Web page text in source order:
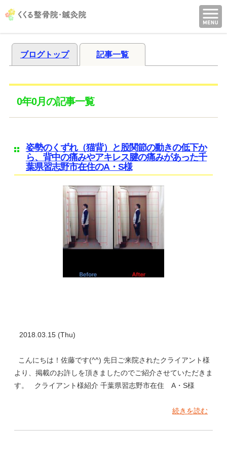
ブログトップ 記事一覧
0年0月の記事一覧
姿勢のくずれ（猫背）と股関節の動きの低下か
ら、背中の痛みやアキレス腱の痛みがあった千
葉県習志野市在住のA・S様
2018.03.15 (Thu)
こんにちは！佐藤です(^^) 先日ご来院されたクライアント様
より、掲載のお許しを頂きましたのでご紹介させていただきま
す。 クライアント様紹介 千葉県習志野市在住 A・S様
続きを読む